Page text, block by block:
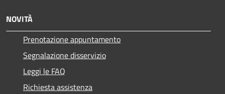
NOVITÀ
Prenotazione appuntamento
Segnalazione disservizio
Leggi le FAQ
Richiesta assistenza